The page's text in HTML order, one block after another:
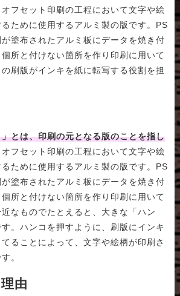
フセット印刷の工程において文字や絵
ために使用するアルミ製の版です。PS
塗布されたアルミ板にデータを焼き付
所と付けない箇所を作り印刷に用いて
刷版がインキを紙に転写する役割を担
とは、印刷の元となる版のことを指し
フセット印刷の工程において文字や絵
ために使用するアルミ製の版です。PS
塗布されたアルミ板にデータを焼き付
所と付けない箇所を作り印刷に用いて
なものでたとえると、大きな「ハン
。ハンコを押すように、刷版にインキ
ることによって、文字や絵柄が印刷さ
。
由